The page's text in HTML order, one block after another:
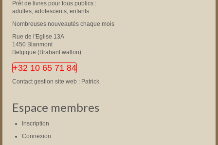
Prêt de livres pour tous publics :
adultes, adolescents, enfants
Nombreuses nouveautés chaque mois
Rue de l'Eglise 13A
1450 Blanmont
Belgique (Brabant wallon)
+32 10 65 71 84
Contact gestion site web : Patrick
Espace membres
Inscription
Connexion